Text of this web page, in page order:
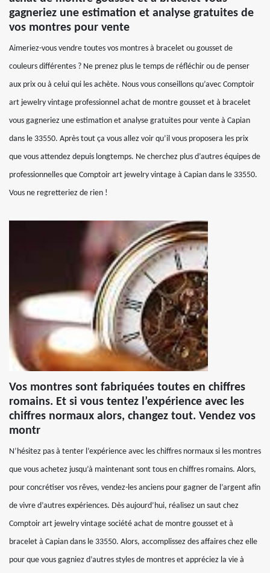
gagneriez une estimation et analyse gratuites de
vos montres pour vente
Aimeriez-vous vendre toutes vos montres à bracelet ou gousset de
couleurs différentes ? Ne prenez plus le temps de réfléchir ou de penser
aux prix ou à celui qui les achète. Nous vous conseillons qu’avec Comptoir
art jewelry vintage professionnel achat de montre gousset et à bracelet
vous gagneriez une estimation et analyse gratuites pour vente à Capian
dans le 33550. Après tout ça vous allez voir qu’il vous proposera les prix
que vous attendez depuis longtemps. Ne cherchez plus d’autres équipes de
professionnelles que Comptoir art jewelry vintage à Capian dans le 33550.
Vous ne regretteriez de rien !
Vos montres sont fabriquées toutes en chiffres
romains. Et si vous tentez l’expérience avec les
chiffres normaux alors, changez tout. Vendez vos
montr
N’hésitez pas à tenter l’expérience avec les chiffres normaux si les montres
que vous achetez jusqu’à maintenant sont tous en chiffres romains. Alors,
pour concrétiser vos rêves, vendez-les anciens pour gagner de l’argent afin
de vivre d’autres expériences. Dès aujourd’hui, réalisez un saut chez
Comptoir art jewelry vintage société achat de montre gousset et à
bracelet à Capian dans le 33550. Alors, accomplissez des affaires chez elle
pour que vous gagniez d’autres styles de montres et appréciez la vie à